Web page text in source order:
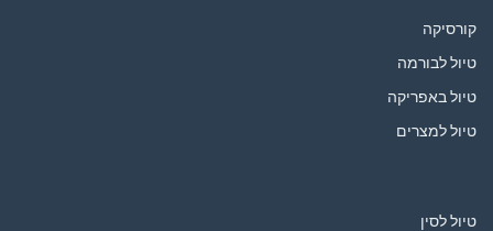
קורסיקה
טיול לבורמה
טיול באפריקה
טיול למצרים
טיול לסין